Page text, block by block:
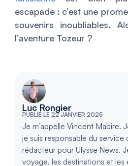
escapade : c’est une
souvenirs inoubliables.
l’aventure Tozeur ?
Luc Rongier
PUBLIÉ LE 22 JANVIER 2025
Je m’appelle Vincent Mabire.
je suis responsable du service
rédacteur pour Ulysse News.
voyage, les destinations et les